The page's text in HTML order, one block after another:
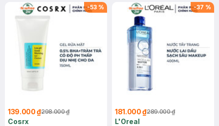
-53 %
139.000 ₫298.000 ₫
Cosrx
-37 %
181.000 ₫289.000 ₫
L'Oreal